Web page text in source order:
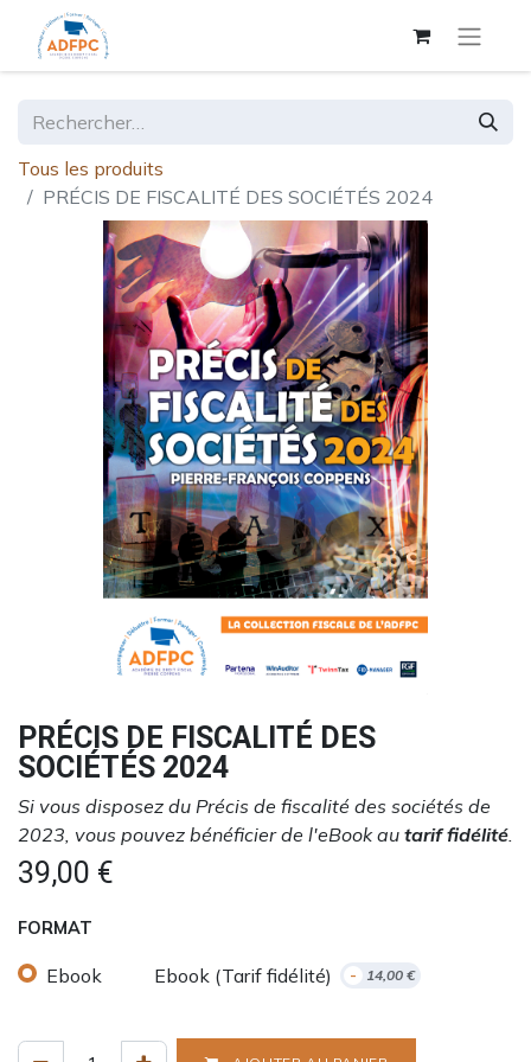
Tous les produits
PRÉCIS DE FISCALITÉ DES SOCIÉTÉS 2024
PRÉCIS DE FISCALITÉ DES
SOCIÉTÉS 2024
Si vous disposez du Précis de fiscalité des sociétés de
2023, vous pouvez bénéficier de l'eBook au tarif fidélité.
39,00 €
FORMAT
Ebook Ebook (Tarif fidélité) - 14,00 €